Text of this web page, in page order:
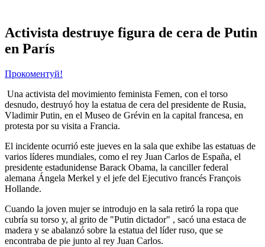
Activista destruye figura de cera de Putin
en París
Прокоментуй!
Una activista del movimiento feminista Femen, con el torso
desnudo, destruyó hoy la estatua de cera del presidente de Rusia,
Vladimir Putin, en el Museo de Grévin en la capital francesa, en
protesta por su visita a Francia.
El incidente ocurrió este jueves en la sala que exhibe las estatuas de
varios líderes mundiales, como el rey Juan Carlos de España, el
presidente estadunidense Barack Obama, la canciller federal
alemana Ángela Merkel y el jefe del Ejecutivo francés François
Hollande.
Cuando la joven mujer se introdujo en la sala retiró la ropa que
cubría su torso y, al grito de "Putin dictador" , sacó una estaca de
madera y se abalanzó sobre la estatua del líder ruso, que se
encontraba de pie junto al rey Juan Carlos.